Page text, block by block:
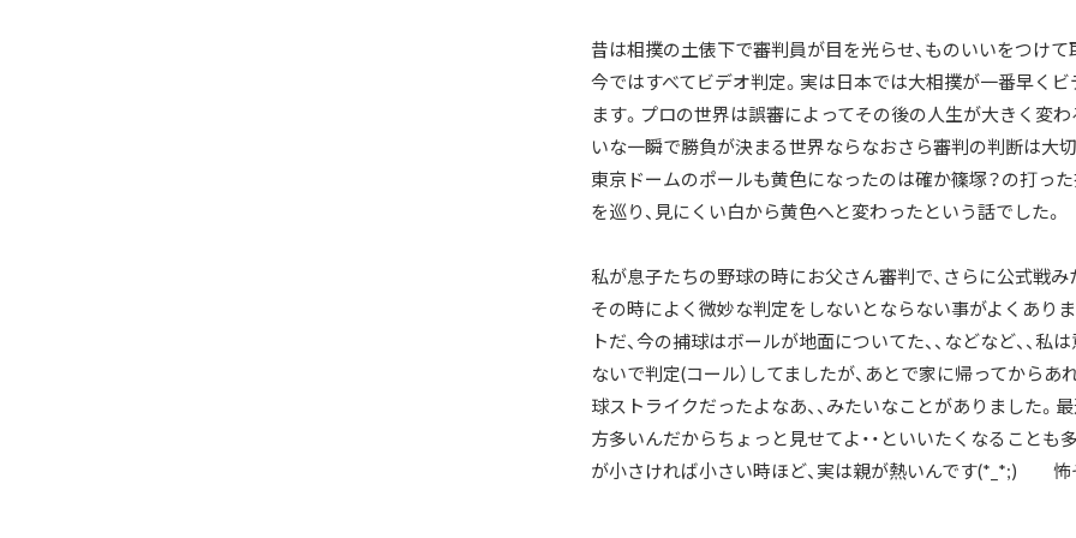
昔は相撲の土俵下で審判員が目を光らせ、ものいいをつけて
今ではすべてビデオ判定。実は日本では大相撲が一番早く
ます。プロの世界は誤審によってその後の人生が大きく変
いな一瞬で勝負が決まる世界ならなおさら審判の判断は大
東京ドームのポールも黄色になったのは確か篠塚？の打っ
を巡り、見にくい白から黄色へと変わったという話でした。
私が息子たちの野球の時にお父さん審判で、さらに公式戦
その時によく微妙な判定をしないとならない事がよくあり
トだ、今の捕球はボールが地面についてた、、などなど、、
ないで判定(コール）してましたが、あとで家に帰ってからあ
球ストライクだったよなあ、、みたいなことがありました
方多いんだからちょっと見せてよ・・といいたくなること
が小さければ小さい時ほど、実は親が熱いんです(*_*;) 怖